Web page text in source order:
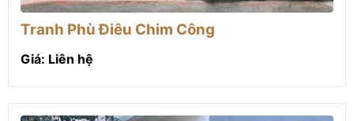
Tranh Phù Điêu Chim Công
Giá: Liên hệ